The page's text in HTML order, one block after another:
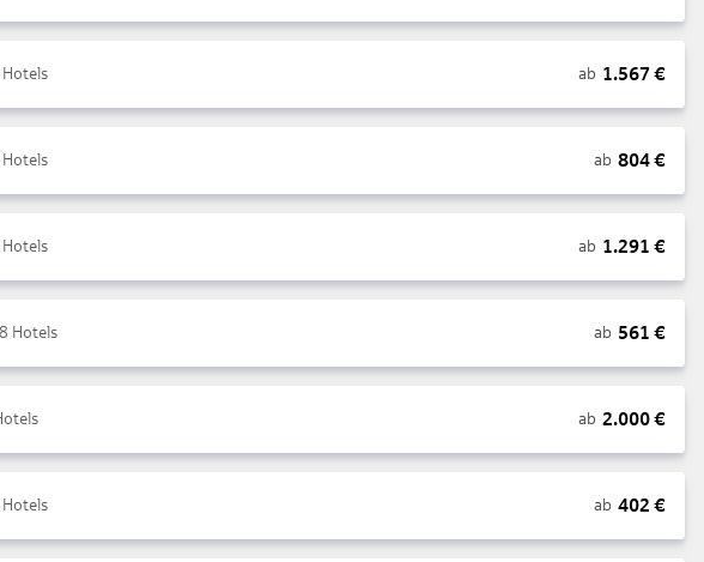
Hotels ab 1.567 €
Hotels ab 804€
Hotels ab 1.291 €
Hotels ab 561 €
ab 2.000€
Hotels ab 402 €